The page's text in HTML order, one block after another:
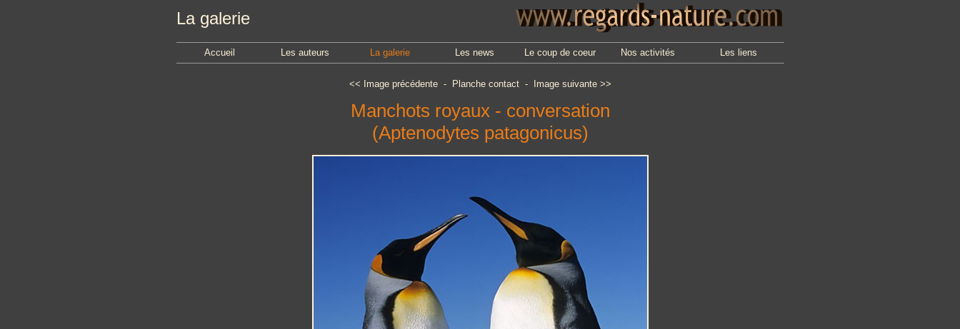
La galerie
Accueil Les auteurs La galerie Les news Le coup de coeur Nos activités Les liens
<< Image précédente- Planche contact- Image suivante>>
Manchots royaux - conversation
(Aptenodytes patagonicus)